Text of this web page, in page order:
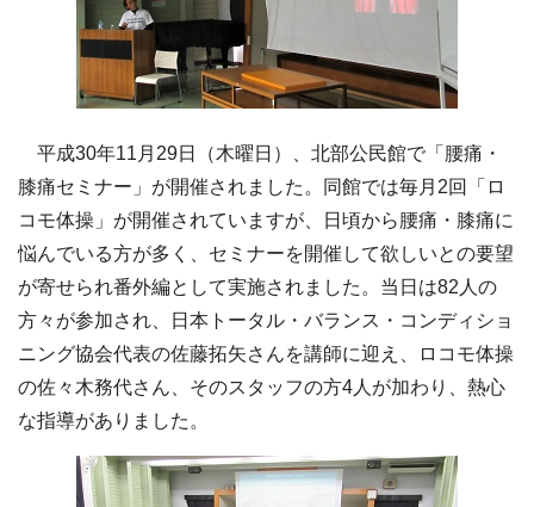
平成30年11月29日（木曜日）、北部公民館で「腰痛・
膝痛セミナー」が開催されました。同館では毎月2回「ロ
コモ体操」が開催されていますが、日頃から腰痛・膝痛に
悩んでいる方が多く、セミナーを開催して欲しいとの要望
が寄せられ番外編として実施されました。当日は82人の
方々が参加され、日本トータル・バランス・コンディショ
ニング協会代表の佐藤拓矢さんを講師に迎え、ロコモ体操
の佐々木務代さん、そのスタッフの方4人が加わり、熱心
な指導がありました。